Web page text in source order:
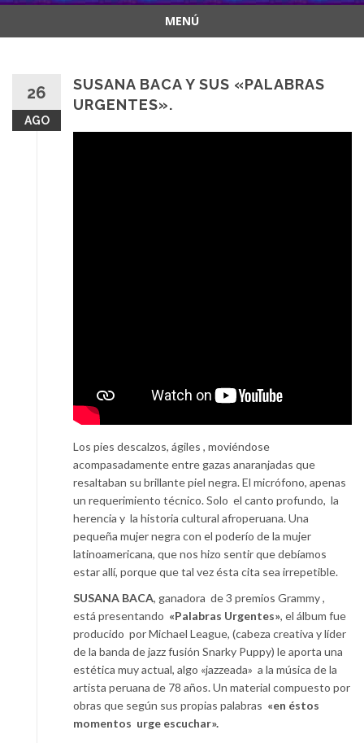
MENÚ
26
AGO
SUSANA BACA Y SUS «PALABRAS
URGENTES».
Los pies descalzos, ágiles , moviéndose
acompasadamente entre gazas anaranjadas que
resaltaban su brillante piel negra. El micrófono, apenas
un requerimiento técnico. Solo el canto profundo, la
herencia y la historia cultural afroperuana. Una
pequeña mujer negra con el poderío de la mujer
latinoamericana, que nos hizo sentir que debíamos
estar allí, porque que tal vez ésta cita sea irrepetible.
SUSANA BACA, ganadora de 3 premios Grammy ,
está presentando «Palabras Urgentes», el álbum fue
producido por Michael League, (cabeza creativa y líder
de la banda de jazz fusión Snarky Puppy) le aporta una
estética muy actual, algo «jazzeada» a la música de la
artista peruana de 78 años. Un material compuesto por
obras que según sus propias palabras «en éstos
momentos urge escuchar».